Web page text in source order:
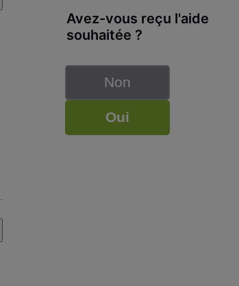
Avez-vous reçu l'aide
souhaitée ?
Non
Oui